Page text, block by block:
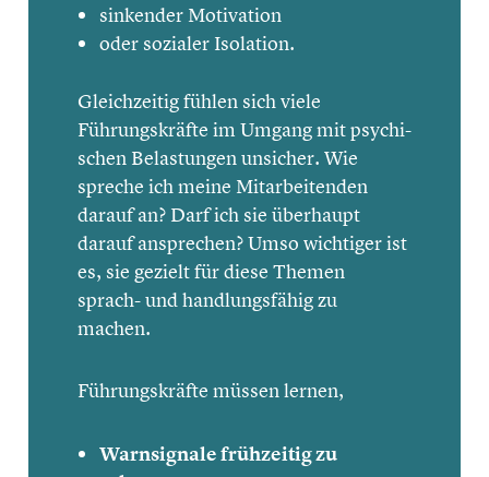
sinkender Motiva­tion
oder sozialer Isolation.
Gleich­zei­tig fühlen sich viele
Führungs­kräfte im Umgang mit psychi­
schen Belas­tun­gen unsicher. Wie
spreche ich meine Mitar­bei­ten­den
darauf an? Darf ich sie überhaupt
darauf anspre­chen? Umso wichtiger ist
es, sie gezielt für diese Themen
sprach- und handlungs­fä­hig zu
machen.
Führungs­kräfte müssen lernen,
Warnsi­gnale frühzei­tig zu